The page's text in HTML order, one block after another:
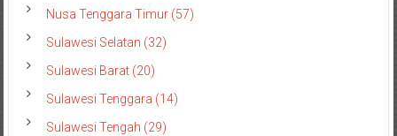
Nusa Tenggara Timur (57)
Sulawesi Selatan (32)
Sulawesi Barat (20)
Sulawesi Tenggara (14)
Sulawesi Tengah (29)